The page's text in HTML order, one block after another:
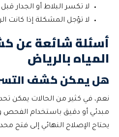
لا تكسر البلاط أو الجدار
لا تؤجل المشكلة إذا كانت
أسئلة شائعة عن
المياه بالرياض
هل يمكن كشف
نعم، في كثير من الحالات يمكن
مبدئي أو دقيق باستخدام الفحص
يحتاج الإصلاح النهائي إلى